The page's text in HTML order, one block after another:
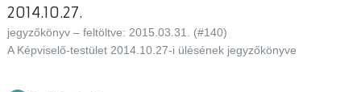
2014.10.27.
jegyzőkönyv – feltöltve: 2015.03.31. (#140)
A Képviselő-testület 2014.10.27-i ülésének jegyzőkönyve